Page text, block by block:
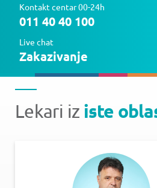
Kontakt centar 00-24h
011 40 40 100
Live chat
Zakazivanje
Lekari iz iste